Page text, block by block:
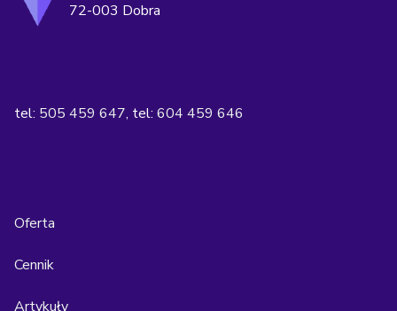
72-003 Dobra
tel: 505 459 647, tel: 604 459 646
Oferta
Cennik
Artykuły